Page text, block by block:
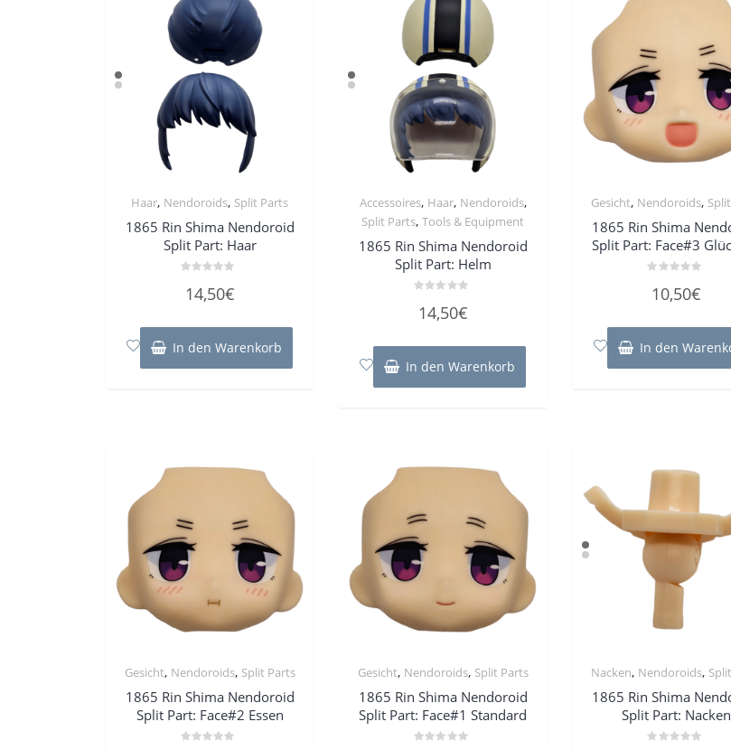
Haar, Nendoroids, Split Parts
1865 Rin Shima Nendoroid
Split Part: Haar
mit
5
14,50€
In den Warenkorb
Accessoires, Haar, Nendoroids,
Split Parts,Tools & Equipment
1865 Rin Shima Nendoroid
Split Part: Helm
mit
5
14,50€
In den Warenkorb
Gesicht, Nendoroids,
1865 Rin Shima
Split Part: Face#3
mit
5
10,50€
In den
Gesicht, Nendoroids, Split Parts
1865 Rin Shima Nendoroid
Split Part: Face#2 Essen
Gesicht, Nendoroids, Split Parts
1865 Rin Shima Nendoroid
Split Part: Face#1 Standard
Nacken, Nendoroids,
1865 Rin Shima
Split Part: Nacken